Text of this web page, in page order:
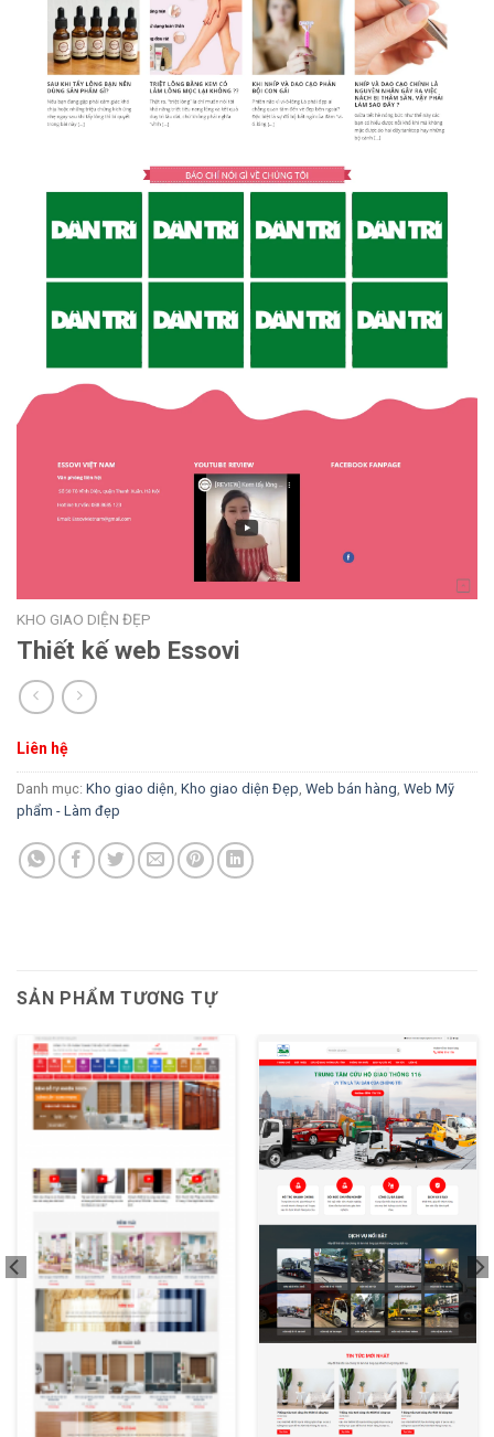
KHO GIAO DIỆN ĐẸP
Thiết kế web Essovi
Liên hệ
Danh mục: Kho giao diện, Kho giao diện Đẹp, Web bán hàng, Web Mỹ
phẩm - Làm đẹp
SẢN PHẨM TƯƠNG TỰ
XEM THỬ XEM THỬ